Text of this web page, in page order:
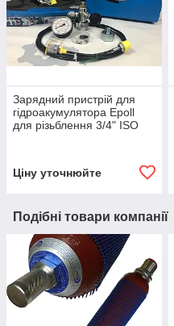
Зарядний пристрій для
гідроакумулятора Epoll
для різьблення 3/4" ISO
Ціну уточнюйте
Подібні товари компанії